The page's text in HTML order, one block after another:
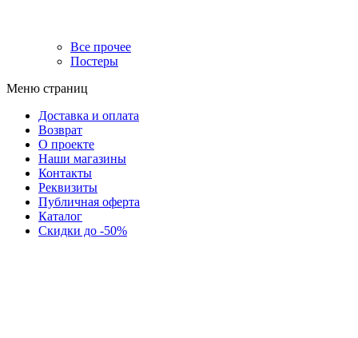
Все прочее
Постеры
Меню страниц
Доставка и оплата
Возврат
О проекте
Наши магазины
Контакты
Реквизиты
Публичная оферта
Каталог
Скидки до -50%